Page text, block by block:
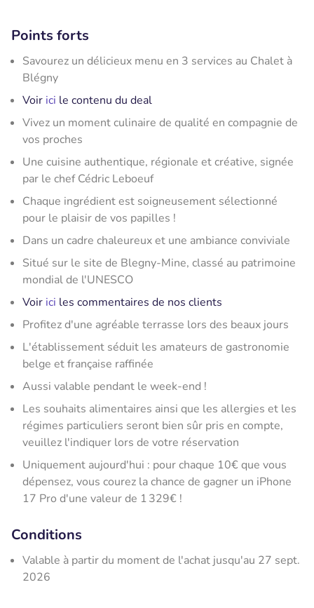
Points forts
Savourez un délicieux menu en 3 services au Chalet à
Blégny
Voir ici le contenu du deal
Vivez un moment culinaire de qualité en compagnie de
vos proches
Une cuisine authentique, régionale et créative, signée
par le chef Cédric Leboeuf
Chaque ingrédient est soigneusement sélectionné
pour le plaisir de vos papilles !
Dans un cadre chaleureux et une ambiance conviviale
Situé sur le site de Blegny-Mine, classé au patrimoine
mondial de l'UNESCO
Voir ici les commentaires de nos clients
Profitez d'une agréable terrasse lors des beaux jours
L'établissement séduit les amateurs de gastronomie
belge et française raffinée
Aussi valable pendant le week-end !
Les souhaits alimentaires ainsi que les allergies et les
régimes particuliers seront bien sûr pris en compte,
veuillez l'indiquer lors de votre réservation
Uniquement aujourd'hui : pour chaque 10€ que vous
dépensez, vous courez la chance de gagner un iPhone
17 Pro d'une valeur de 1 329€ !
Conditions
Valable à partir du moment de l'achat jusqu'au 27 sept.
2026